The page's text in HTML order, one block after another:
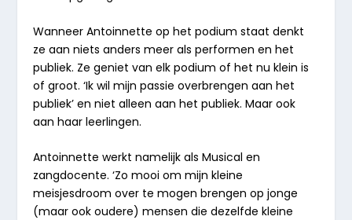
Wanneer Antoinnette op het podium staat denkt
ze aan niets anders meer als performen en het
publiek. Ze geniet van elk podium of het nu klein is
of groot. ‘Ik wil mijn passie overbrengen aan het
publiek’ en niet alleen aan het publiek. Maar ook
aan haar leerlingen.
Antoinnette werkt namelijk als Musical en
zangdocente. ‘Zo mooi om mijn kleine
meisjesdroom over te mogen brengen op jonge
(maar ook oudere) mensen die dezelfde kleine